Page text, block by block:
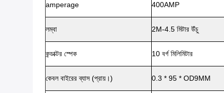
amperage 400AMP
লম্বা 2M-4.5 মিটার উঁচু
কন্ডাক্টর স্পেক 10 বর্গ মিলিমিটার
কেবল বাইরের ব্যাস (প্রায়।) 0.3 * 95 * OD9MM